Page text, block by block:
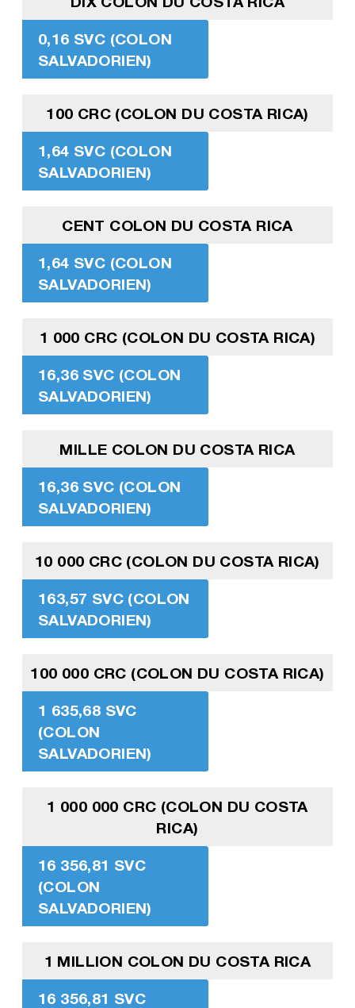
0,16 SVC (COLON
SALVADORIEN)
100 CRC (COLON DU COSTA RICA)
1,64 SVC (COLON
SALVADORIEN)
CENT COLON DU COSTA RICA
1,64 SVC (COLON
SALVADORIEN)
1 000 CRC (COLON DU COSTA RICA)
16,36 SVC (COLON
SALVADORIEN)
MILLE COLON DU COSTA RICA
16,36 SVC (COLON
SALVADORIEN)
10 000 CRC (COLON DU COSTA RICA)
163,57 SVC (COLON
SALVADORIEN)
100 000 CRC (COLON DU COSTA RICA)
1 635,68 SVC
(COLON
SALVADORIEN)
1 000 000 CRC (COLON DU COSTA
RICA)
16 356,81 SVC
(COLON
SALVADORIEN)
1 MILLION COLON DU COSTA RICA
16 356,81 SVC